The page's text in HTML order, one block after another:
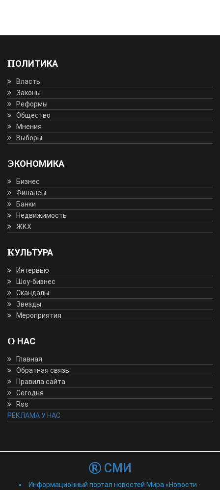
ПОЛИТИКА
Власть
Законы
Реформы
Общество
Мнения
Выборы
ЭКОНОМИКА
Бизнес
Финансы
Банки
Недвижимость
ЖКХ
КУЛЬТУРА
Интервью
Шоу-бизнес
Скандалы
Звезды
Мероприятия
О НАС
Главная
Обратная связь
Правила сайта
Сегодня
Rss
РЕКЛАМА У НАС
СМИ
Информационный портал новостей Мира «Новости -